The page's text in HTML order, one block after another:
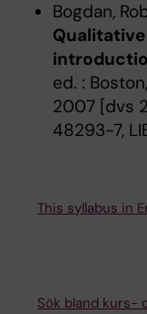
Bogdan,
ed. :
2007 [dvs
48293-7,
This syllabus in
Sök bland kurs-